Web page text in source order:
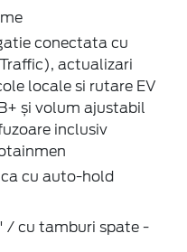
conectata cu
actualizari
locale si rutare EV
și volum ajustabil
inclusiv
cu auto-hold
/ cu tamburi spate -